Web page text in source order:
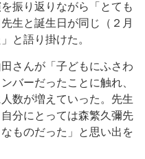
振り返りながら「とても
生と誕生日が同じ（２月
と語り掛けた。
さんが「子どもにふさわ
バーだったことに触れ、
数が増えていった。先生
分にとっては森繁久彌先
ものだった」と思い出を